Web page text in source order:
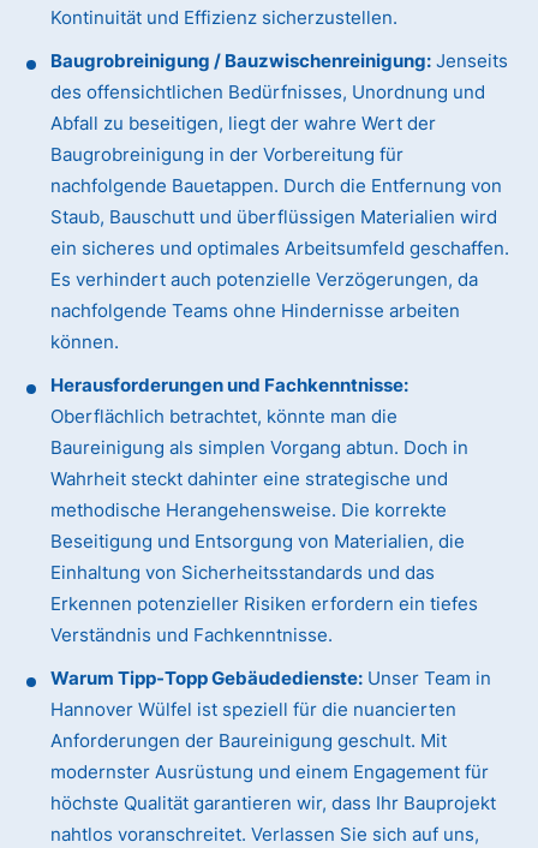
Kontinuität und Effizienz sicherzustellen.
Baugrobreinigung / Bauzwischenreinigung: Jenseits
des offensichtlichen Bedürfnisses, Unordnung und
Abfall zu beseitigen, liegt der wahre Wert der
Baugrobreinigung in der Vorbereitung für
nachfolgende Bauetappen. Durch die Entfernung von
Staub, Bauschutt und überflüssigen Materialien wird
ein sicheres und optimales Arbeitsumfeld geschaffen.
Es verhindert auch potenzielle Verzögerungen, da
nachfolgende Teams ohne Hindernisse arbeiten
können.
Herausforderungen und Fachkenntnisse:
Oberflächlich betrachtet, könnte man die
Baureinigung als simplen Vorgang abtun. Doch in
Wahrheit steckt dahinter eine strategische und
methodische Herangehensweise. Die korrekte
Beseitigung und Entsorgung von Materialien, die
Einhaltung von Sicherheitsstandards und das
Erkennen potenzieller Risiken erfordern ein tiefes
Verständnis und Fachkenntnisse.
Warum Tipp-Topp Gebäudedienste: Unser Team in
Hannover Wülfel ist speziell für die nuancierten
Anforderungen der Baureinigung geschult. Mit
modernster Ausrüstung und einem Engagement für
höchste Qualität garantieren wir, dass Ihr Bauprojekt
nahtlos voranschreitet. Verlassen Sie sich auf uns,